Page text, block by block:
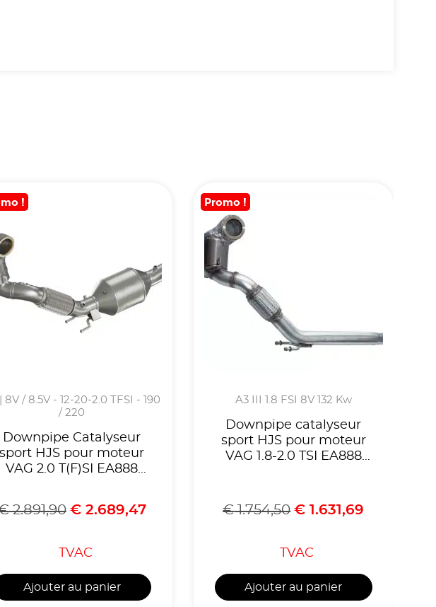
!
8V / 8.5V - 12-20-2.0 TFSI - 190
/ 220
Downpipe Catalyseur
sport HJS pour moteur
VAG 2.0 T(F)SI EA888
,Skoda Octavia 3 RS ,
Homologue CE-
2.891,90 €2.689,47
TVAC
Ajouter au panier
Promo !
A3 III 1.8 FSI 8V 132 Kw
Downpipe catalyseur
sport HJS pour moteur
VAG 1.8-2.0 TSI EA888
compatibilités,Homologué
CE, référence 90951115
€1.754,50 € 1.631,69
TVAC
Ajouter au panier